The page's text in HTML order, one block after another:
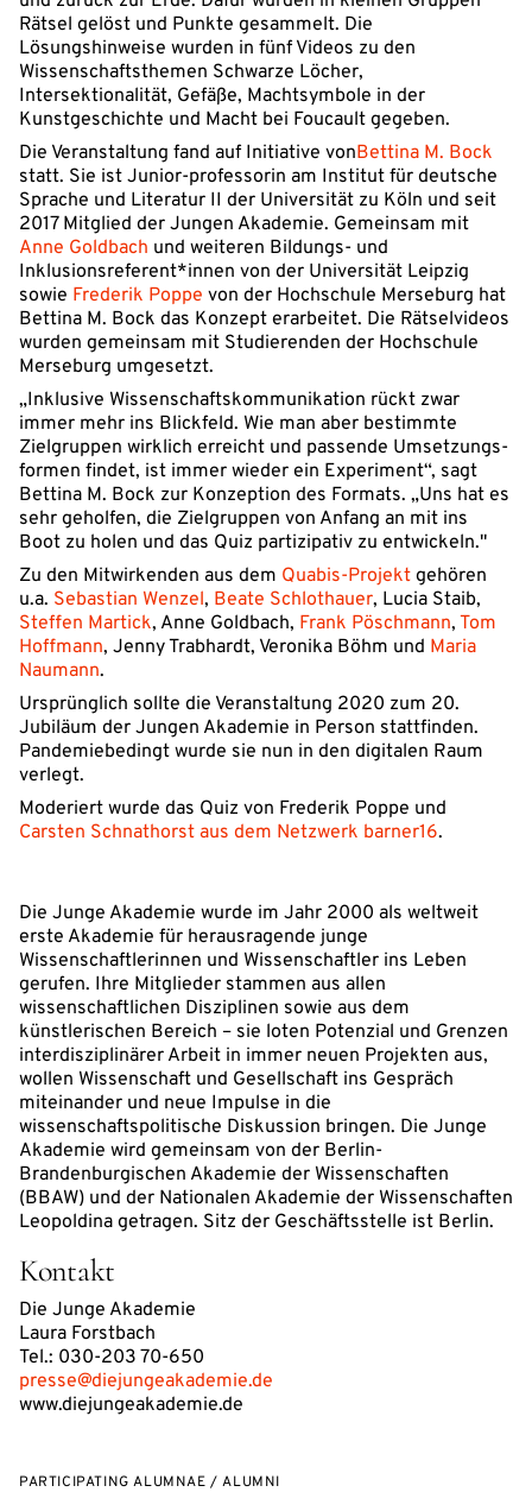
Rätsel gelöst und Punkte gesammelt. Die
Lösungshinweise wurden in fünf Videos zu den
Wissenschaftsthemen Schwarze Löcher,
Intersektionalität, Gefäße, Machtsymbole in der
Kunstgeschichte und Macht bei Foucault gegeben.
Die Veranstaltung fand auf Initiative vonBettina M. Bock
statt. Sie ist Junior-professorin am Institut für deutsche
Sprache und Literatur II der Universität zu Köln und seit
2017 Mitglied der Jungen Akademie. Gemeinsam mit
Anne Goldbach und weiteren Bildungs- und
Inklusionsreferent*innen von der Universität Leipzig
sowie Frederik Poppe von der Hochschule Merseburg hat
Bettina M. Bock das Konzept erarbeitet. Die Rätselvideos
wurden gemeinsam mit Studierenden der Hochschule
Merseburg umgesetzt.
„Inklusive Wissenschaftskommunikation rückt zwar
immer mehr ins Blickfeld. Wie man aber bestimmte
Zielgruppen wirklich erreicht und passende Umsetzungs-
formen findet, ist immer wieder ein Experiment“, sagt
Bettina M. Bock zur Konzeption des Formats. „Uns hat es
sehr geholfen, die Zielgruppen von Anfang an mit ins
Boot zu holen und das Quiz partizipativ zu entwickeln."
Zu den Mitwirkenden aus dem Quabis-Projekt gehören
u.a. Sebastian Wenzel, Beate Schlothauer, Lucia Staib,
Steffen Martick, Anne Goldbach, Frank Pöschmann, Tom
Hoffmann, Jenny Trabhardt, Veronika Böhm und Maria
Naumann.
Ursprünglich sollte die Veranstaltung 2020 zum 20.
Jubiläum der Jungen Akademie in Person stattfinden.
Pandemiebedingt wurde sie nun in den digitalen Raum
verlegt.
Moderiert wurde das Quiz von Frederik Poppe und
Carsten Schnathorst aus dem Netzwerk barner16.
Die Junge Akademie wurde im Jahr 2000 als weltweit
erste Akademie für herausragende junge
Wissenschaftlerinnen und Wissenschaftler ins Leben
gerufen. Ihre Mitglieder stammen aus allen
wissenschaftlichen Disziplinen sowie aus dem
künstlerischen Bereich – sie loten Potenzial und Grenzen
interdisziplinärer Arbeit in immer neuen Projekten aus,
wollen Wissenschaft und Gesellschaft ins Gespräch
miteinander und neue Impulse in die
wissenschaftspolitische Diskussion bringen. Die Junge
Akademie wird gemeinsam von der Berlin-
Brandenburgischen Akademie der Wissenschaften
(BBAW) und der Nationalen Akademie der Wissenschaften
Leopoldina getragen. Sitz der Geschäftsstelle ist Berlin.
Kontakt
Die Junge Akademie
Laura Forstbach
Tel.: 030-203 70-650
presse@diejungeakademie.de
www.diejungeakademie.de
PARTICIPATING ALUMNAE / ALUMNI